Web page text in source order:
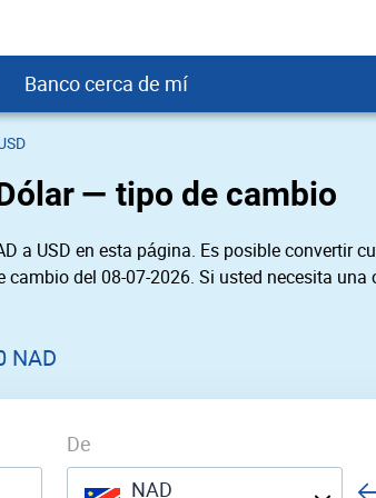
crediticio
Banco cerca de mí
de Mí
Cerca de Mí
de Mí
Cerca de Mí
— tipo de cambio
a USD en esta página. Es posible convertir
del 08-07-2026. Si usted necesita
NAD
De
NAD